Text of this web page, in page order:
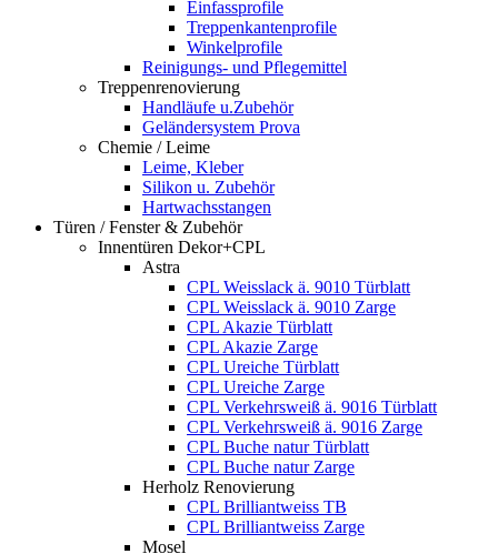
Einfassprofile
Treppenkantenprofile
Winkelprofile
Reinigungs- und Pflegemittel
Treppenrenovierung
Handläufe u.Zubehör
Geländersystem Prova
Chemie / Leime
Leime, Kleber
Silikon u. Zubehör
Hartwachsstangen
Türen / Fenster & Zubehör
Innentüren Dekor+CPL
Astra
CPL Weisslack ä. 9010 Türblatt
CPL Weisslack ä. 9010 Zarge
CPL Akazie Türblatt
CPL Akazie Zarge
CPL Ureiche Türblatt
CPL Ureiche Zarge
CPL Verkehrsweiß ä. 9016 Türblatt
CPL Verkehrsweiß ä. 9016 Zarge
CPL Buche natur Türblatt
CPL Buche natur Zarge
Herholz Renovierung
CPL Brilliantweiss TB
CPL Brilliantweiss Zarge
Mosel